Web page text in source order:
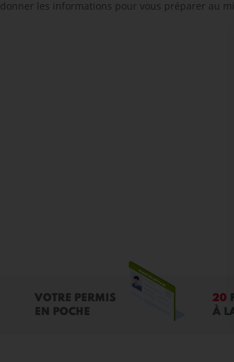
donner les informations pour vous préparer au
VOTRE PERMIS
EN POCHE
20
À